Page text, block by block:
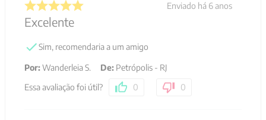
Enviado há 6 anos
Excelente
Sim, recomendaria a um amigo
Por:Wanderleia S. De: Petrópolis - RJ
Essa avaliação foi útil?
0 0